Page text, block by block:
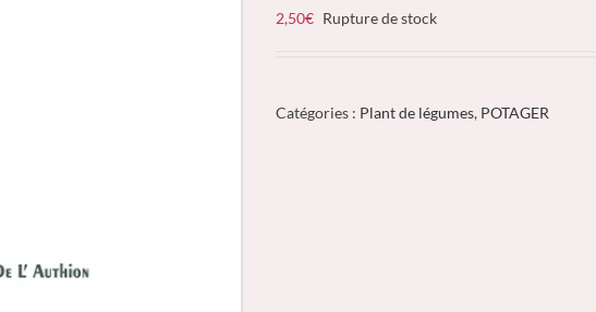
2,50€ Rupture de stock
Catégories : Plant de légumes, POTAGER